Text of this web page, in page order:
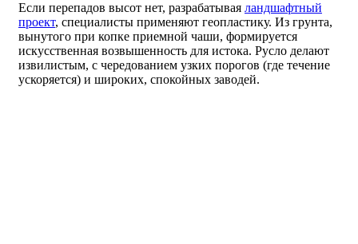
Если перепадов высот нет, разрабатывая ландшафтный
проект, специалисты применяют геопластику. Из грунта,
вынутого при копке приемной чаши, формируется
искусственная возвышенность для истока. Русло делают
извилистым, с чередованием узких порогов (где течение
ускоряется) и широких, спокойных заводей.